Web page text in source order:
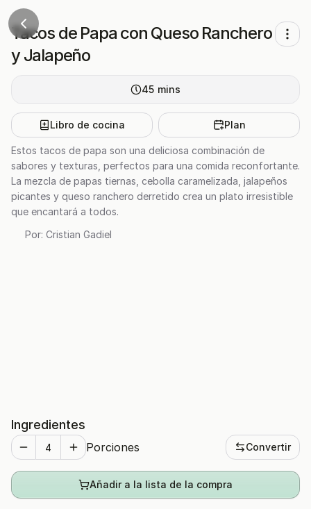
Tacos de Papa con Queso Ranchero
y Jalapeño
45 mins
Libro de cocina Plan
Estos tacos de papa son una deliciosa combinación de
sabores y texturas, perfectos para una comida reconfortante.
La mezcla de papas tiernas, cebolla caramelizada, jalapeños
picantes y queso ranchero derretido crea un plato irresistible
que encantará a todos.
Por: Cristian Gadiel
Ingredientes
Porciones Convertir
Añadir a la lista de la compra